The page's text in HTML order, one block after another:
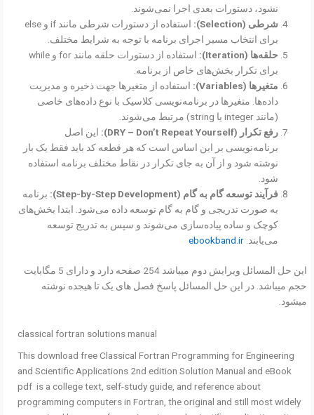
نشود، دستورات بعدی اجرا نمی‌شوند.
شرطی (Selection):
استفاده از دستورات شرطی مانند if و else
برای انتخاب مسیر اجرای برنامه با توجه به شرایط مختلف.
حلقه‌ها (Iteration):
استفاده از دستورات حلقه مانند for و while
برای تکرار بخش‌های خاص از برنامه.
متغیرها (Variables):
استفاده از متغیرها جهت ذخیره و مدیریت
داده‌ها. متغیرها در برنامه‌نویسی کلاسیک با نوع داده‌های خاصی
(مانند integer یا string) مرتبط می‌شوند.
رفع تکرار (DRY – Don’t Repeat Yourself):
این اصل
برنامه‌نویسی بر این اساس است که هر قطعه کد باید فقط یک بار
نوشته شود و از آن به جای تکرار در نقاط مختلف برنامه استفاده
شود.
فرآیند توسعه گام به گام (Step-by-Step Development):
برنامه
به صورت تدریجی و گام به گام توسعه داده می‌شود. ابتدا بخش‌های
کوچک و ساده پیاده‌سازی می‌شوند و سپس به تدریج توسعه
می‌یابند.ebookband.ir
این حل المسائل ویرایش دوم میباشد 254 صفحه دارد و دارای 5 مگابایت
حجم میباشد. در این حل المسائل پاسخ فصل های یک تا هیجده نوشته
میشود.
classical fortran solutions manual
This download free Classical Fortran Programming for Engineering
and Scientific Applications 2nd edition Solution Manual and eBook
pdf is a college text, self-study guide, and reference about
programming computers in Fortran, the original and still most widely